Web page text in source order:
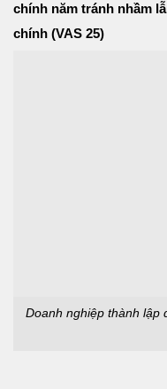
chính năm tránh nhầm
chính (VAS 25)
Doanh nghiệp thành lập